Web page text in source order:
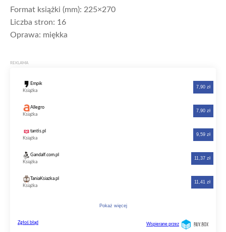
Format książki (mm): 225×270
Liczba stron: 16
Oprawa: miękka